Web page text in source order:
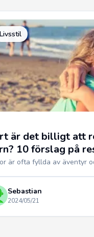
Livsstil
är det billigt att
10 förslag på
är ofta fyllda av äventyr
Sebastian
2024/05/21